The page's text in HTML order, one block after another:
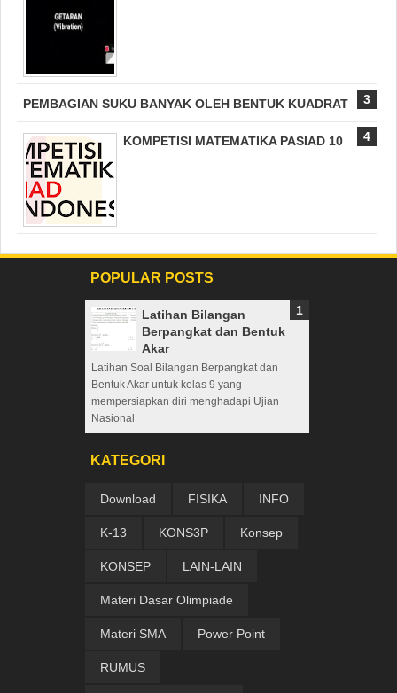
PEMBAGIAN SUKU BANYAK OLEH BENTUK KUADRAT
KOMPETISI MATEMATIKA PASIAD 10
POPULAR POSTS
Latihan Bilangan
Berpangkat dan Bentuk
Akar
Latihan Soal Bilangan Berpangkat dan
Bentuk Akar untuk kelas 9 yang
mempersiapkan diri menghadapi Ujian
Nasional
KATEGORI
Download FISIKA INFO
K-13 KONS3P Konsep
KONSEP LAIN-LAIN
Materi Dasar Olimpiade
Materi SMA Power Point
RUMUS